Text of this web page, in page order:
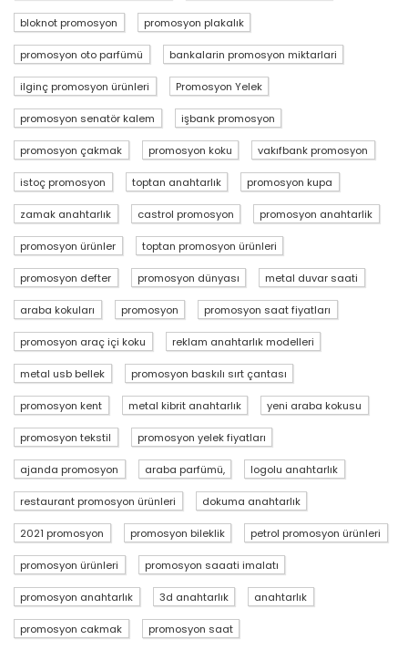
bloknot promosyon promosyon plakalık
promosyon oto parfümü bankalarin promosyon miktarlari
ilginç promosyon ürünleri Promosyon Yelek
promosyon senatör kalem işbank promosyon
promosyon çakmak promosyon koku vakıfbank promosyon
istoç promosyon toptan anahtarlık promosyon kupa
zamak anahtarlık castrol promosyon promosyon anahtarlik
promosyon ürünler toptan promosyon ürünleri
promosyon defter promosyon dünyası metal duvar saati
araba kokuları promosyon promosyon saat fiyatları
promosyon araç içi koku reklam anahtarlık modelleri
metal usb bellek promosyon baskılı sırt çantası
promosyon kent metal kibrit anahtarlık yeni araba kokusu
promosyon tekstil promosyon yelek fiyatları
ajanda promosyon araba parfümü, logolu anahtarlık
restaurant promosyon ürünleri dokuma anahtarlık
2021 promosyon promosyon bileklik petrol promosyon ürünleri
promosyon ürünleri promosyon saaati imalatı
promosyon anahtarlık 3d anahtarlık anahtarlık
promosyon cakmak promosyon saat